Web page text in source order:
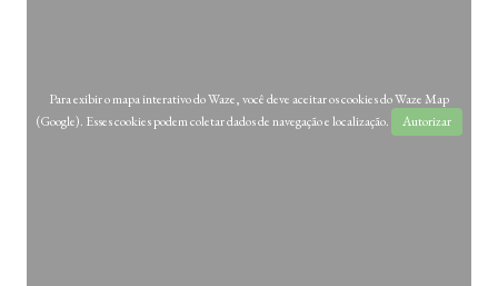
Para exibir o mapa interativo do Waze, você deve aceitar os cookies do Waze Map
(Google). Esses cookies podem coletar dados de navegação e localização.
Autorizar